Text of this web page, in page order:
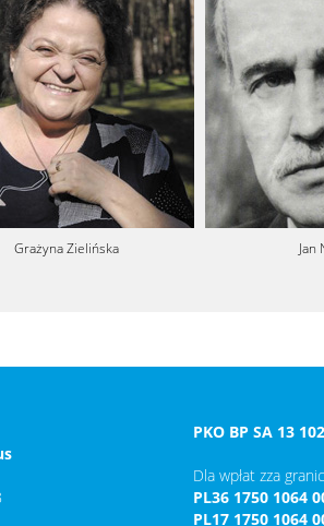
Grażyna Zielińska Jan
PKO BP SA 13
Dla wpłat zza
PL36 1750 1064
PL17 1750 1064